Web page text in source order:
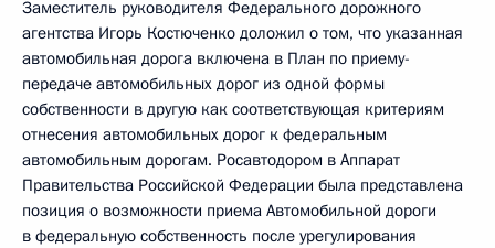
Заместитель руководителя Федерального дорожного
агентства Игорь Костюченко доложил о том, что указанная
автомобильная дорога включена в План по приему-
передаче автомобильных дорог из одной формы
собственности в другую как соответствующая критериям
отнесения автомобильных дорог к федеральным
автомобильным дорогам. Росавтодором в Аппарат
Правительства Российской Федерации была представлена
позиция о возможности приема Автомобильной дороги
в федеральную собственность после урегулирования